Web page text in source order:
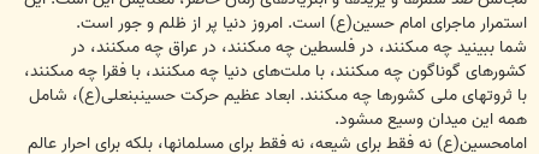
استمرار ماجراى امام حسين(ع) است. امروز دنيا پر از ظلم و جور است.
شما ببينيد چه مى‏كنند، در فلسطين چه مى‏كنند، در عراق چه مى‏كنند، در
كشورهاى گوناگون چه مى‏كنند، با ملت‌هاى دنيا چه مى‏كنند، با فقرا چه مى‏كنند،
با ثروتهاى ملى كشورها چه مى‏كنند. ابعاد عظيم حركت حسين‏بن‏على(ع)، شامل
همه اين ميدان وسيع مى‏شود.
امام‏حسين(ع) نه فقط براى شيعه، نه فقط براى مسلمانها، بلكه براى احرار عالم